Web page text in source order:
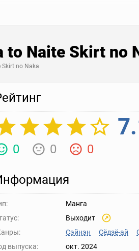
to Naite Skirt no
no Naka
0 0 0
Манга
Выходит
Сэйнэн Сёдзё-ай
выпуска:
окт. 2024